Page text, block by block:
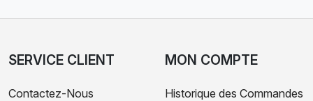
SERVICE CLIENT
Contactez-Nous
MON COMPTE
Historique des Commandes